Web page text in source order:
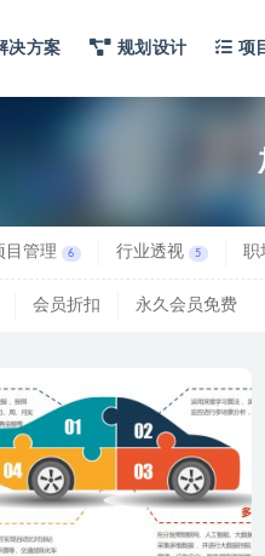
决方案 规划设计 项
目管理 6 行业透视 5 职
会员折扣 永久会员免费